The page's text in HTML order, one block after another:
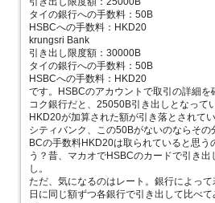
タイの銀行への手数料：50B
HSBCへの手数料：HKD20
krungsri Bank
引き出し限度額：30000B
タイの銀行への手数料：50B
HSBCへの手数料：HKD20
です。HSBCのアカウントで取引の詳細を
コク銀行だと、25050B引き出しとなって
HKD20が加算された額が引き落とされてい
シティバンク、この50Bがないのならそ
BCの手数料HKD20は取られていると思う
う？昔、マカオでHSBCのカードで引き
し。
ただ、気になるのはレート。銀行によっ
日に同じ額ずつ各銀行で引き出して比べ